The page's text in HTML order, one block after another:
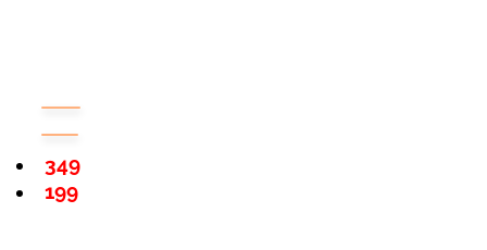
199
349